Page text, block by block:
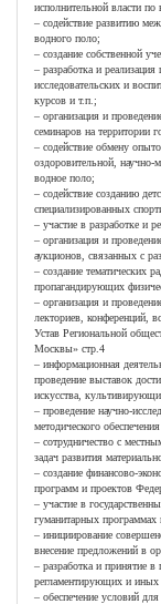
исполнительной власти по
– содействие развитию
водного поло;
– создание собственной
– разработка и
исследовательских и
курсов и т.п.;
– организация и
семинаров на территории
– содействие обмену
оздоровительной, научно-
водное поло;
– содействие созданию
специализированных
– участие в разработке и
– организация и
аукционов, связанных с
– создание тематических
пропагандирующих
– организация и
лекториев, конференций,
Устав Региональной
Москвы» стр.4
– информационная
проведение выставок
искусства,
– проведение научно-
методического
– сотрудничество с
задач развития
– создание финансово-
программ и проектов
– участие в
гуманитарных программах
– инициирование
внесение предложений в
– разработка и принятие
регламентирующих и иных
– обеспечение условий